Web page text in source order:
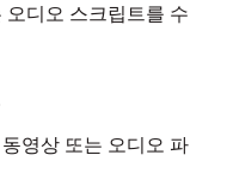
디오 스크립트를 수
영상 또는 오디오 파